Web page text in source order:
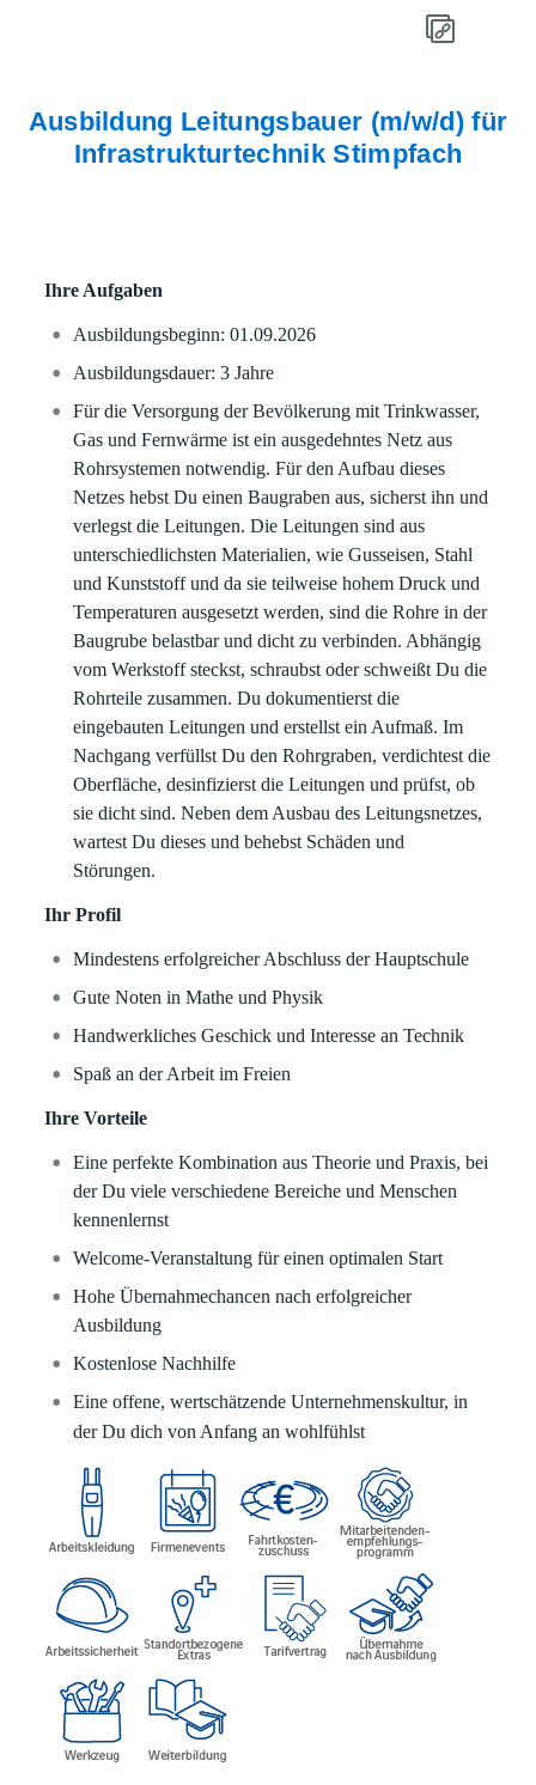
Ausbildung Leitungsbauer (m/w/d) für
Infrastrukturtechnik Stimpfach
Ihre Aufgaben
Ausbildungsbeginn: 01.09.2026
Ausbildungsdauer: 3 Jahre
Für die Versorgung der Bevölkerung mit Trinkwasser,
Gas und Fernwärme ist ein ausgedehntes Netz aus
Rohrsystemen notwendig. Für den Aufbau dieses
Netzes hebst Du einen Baugraben aus, sicherst ihn und
verlegst die Leitungen. Die Leitungen sind aus
unterschiedlichsten Materialien, wie Gusseisen, Stahl
und Kunststoff und da sie teilweise hohem Druck und
Temperaturen ausgesetzt werden, sind die Rohre in der
Baugrube belastbar und dicht zu verbinden. Abhängig
vom Werkstoff steckst, schraubst oder schweißt Du die
Rohrteile zusammen. Du dokumentierst die
eingebauten Leitungen und erstellst ein Aufmaß. Im
Nachgang verfüllst Du den Rohrgraben, verdichtest die
Oberfläche, desinfizierst die Leitungen und prüfst, ob
sie dicht sind. Neben dem Ausbau des Leitungsnetzes,
wartest Du dieses und behebst Schäden und
Störungen.
Ihr Profil
Mindestens erfolgreicher Abschluss der Hauptschule
Gute Noten in Mathe und Physik
Handwerkliches Geschick und Interesse an Technik
Spaß an der Arbeit im Freien
Ihre Vorteile
Eine perfekte Kombination aus Theorie und Praxis, bei
der Du viele verschiedene Bereiche und Menschen
kennenlernst
Welcome-Veranstaltung für einen optimalen Start
Hohe Übernahmechancen nach erfolgreicher
Ausbildung
Kostenlose Nachhilfe
Eine offene, wertschätzende Unternehmenskultur, in
der Du dich von Anfang an wohlfühlst